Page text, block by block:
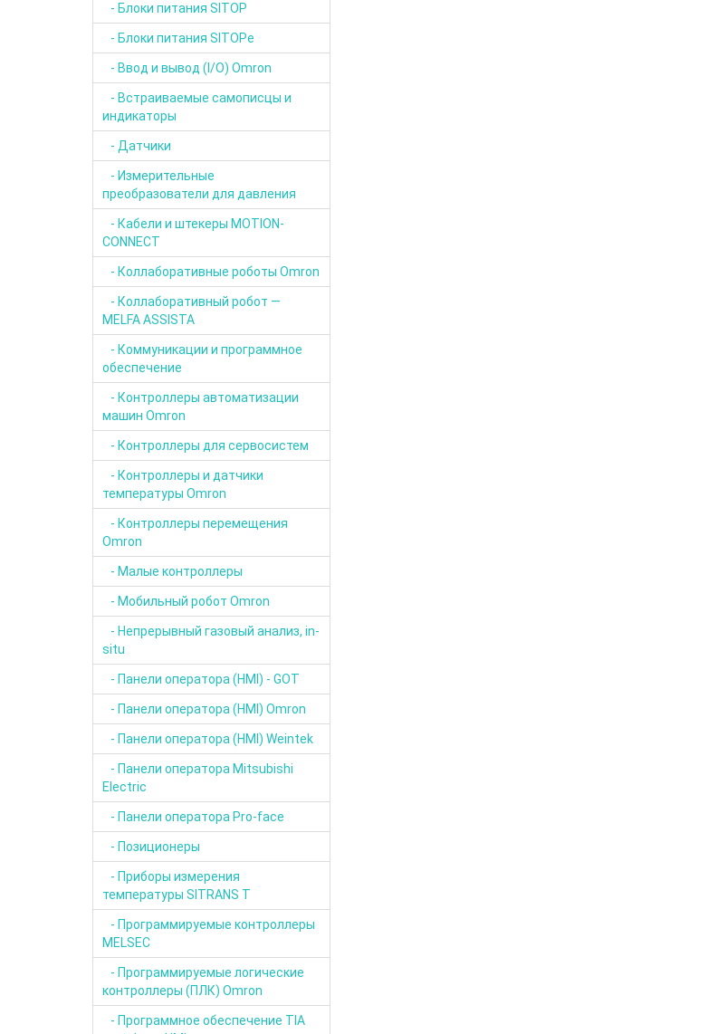
- Блоки питания SITOP
- Блоки питания SITOPе
- Ввод и вывод (I/O) Omron
- Встраиваемые самописцы и
индикаторы
- Датчики
- Измерительные
преобразователи для давления
- Кабели и штекеры MOTION-
CONNECT
- Коллаборативные роботы Omron
- Коллаборативный робот —
MELFA ASSISTA
- Коммуникации и программное
обеспечение
- Контроллеры автоматизации
машин Omron
- Контроллеры для сервосистем
- Контроллеры и датчики
температуры Omron
- Контроллеры перемещения
Omron
- Малые контроллеры
- Мобильный робот Omron
- Непрерывный газовый анализ, in-
situ
- Панели оператора (HMI) - GOT
- Панели оператора (HMI) Omron
- Панели оператора (HMI) Weintek
- Панели оператора Mitsubishi
Electric
- Панели оператора Pro-face
- Позиционеры
- Приборы измерения
температуры SITRANS T
- Программируемые контроллеры
MELSEC
- Программируемые логические
контроллеры (ПЛК) Omron
- Программное обеспечение TIA